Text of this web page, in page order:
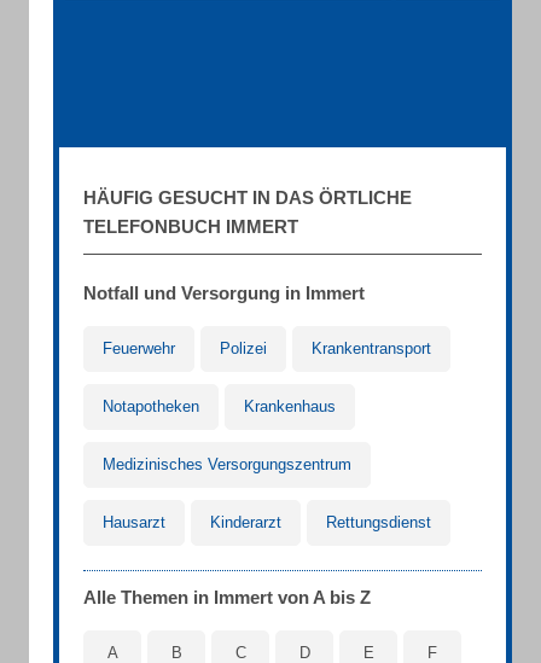
HÄUFIG GESUCHT IN DAS ÖRTLICHE
TELEFONBUCH IMMERT
Notfall und Versorgung in Immert
Feuerwehr Polizei Krankentransport
Notapotheken Krankenhaus
Medizinisches Versorgungszentrum
Hausarzt Kinderarzt Rettungsdienst
Alle Themen in Immert von A bis Z
A B C D E F